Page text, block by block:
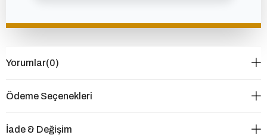
Yorumlar(0)
Ödeme Seçenekleri
İade & Değişim